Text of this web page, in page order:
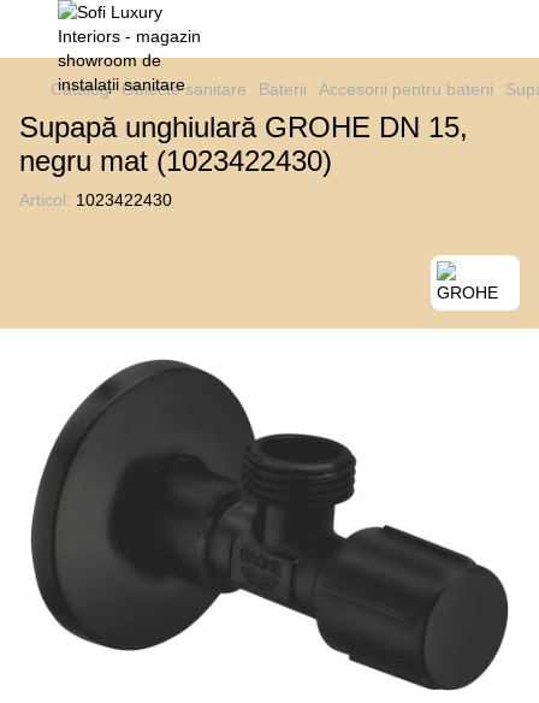
Catalog Obiecte sanitare Baterii Accesorii pentru baterii
Supapă unghiulară GROHE DN 15,
negru mat (1023422430)
Articol: 1023422430